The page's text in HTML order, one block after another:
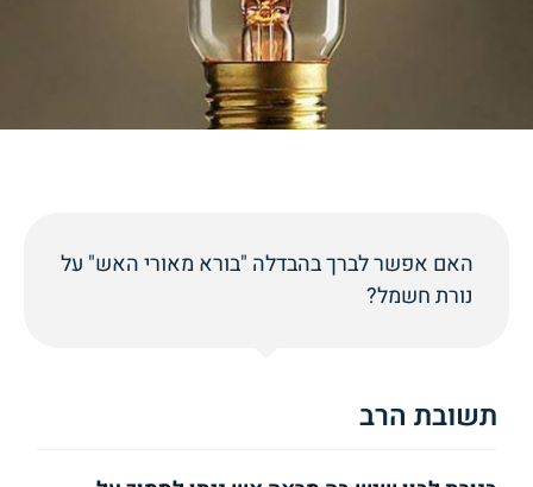
האם אפשר לברך בהבדלה "בורא מאורי האש" על
נורת חשמל?
תשובת הרב